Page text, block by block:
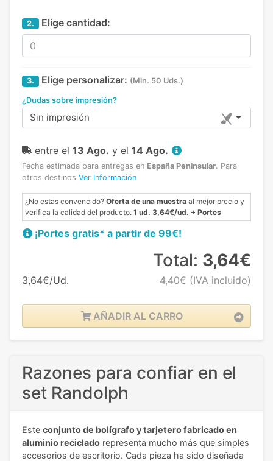
2. Elige cantidad:
3. Elige personalizar: (Min. 50 Uds.)
¿Dudas sobre impresión?
Sin impresión
entre el 13 Ago. y el 14 Ago.
Fecha estimada para entregas en España Peninsular. Para
otros destinos Ver Información
¿No estas convencido? Oferta de una muestra al mejor precio y
verifica la calidad del producto. 1 ud. 3,64€/ud. + Portes
¡Portes gratis* a partir de 99€!
3,64€/Ud.
Total: 3,64€
4,40€ (IVA incluido)
AÑADIR AL CARRO
Razones para confiar en el
set Randolph
Este conjunto de bolígrafo y tarjetero fabricado en
aluminio reciclado representa mucho más que simples
accesorios de escritorio. Cada pieza ha sido diseñada